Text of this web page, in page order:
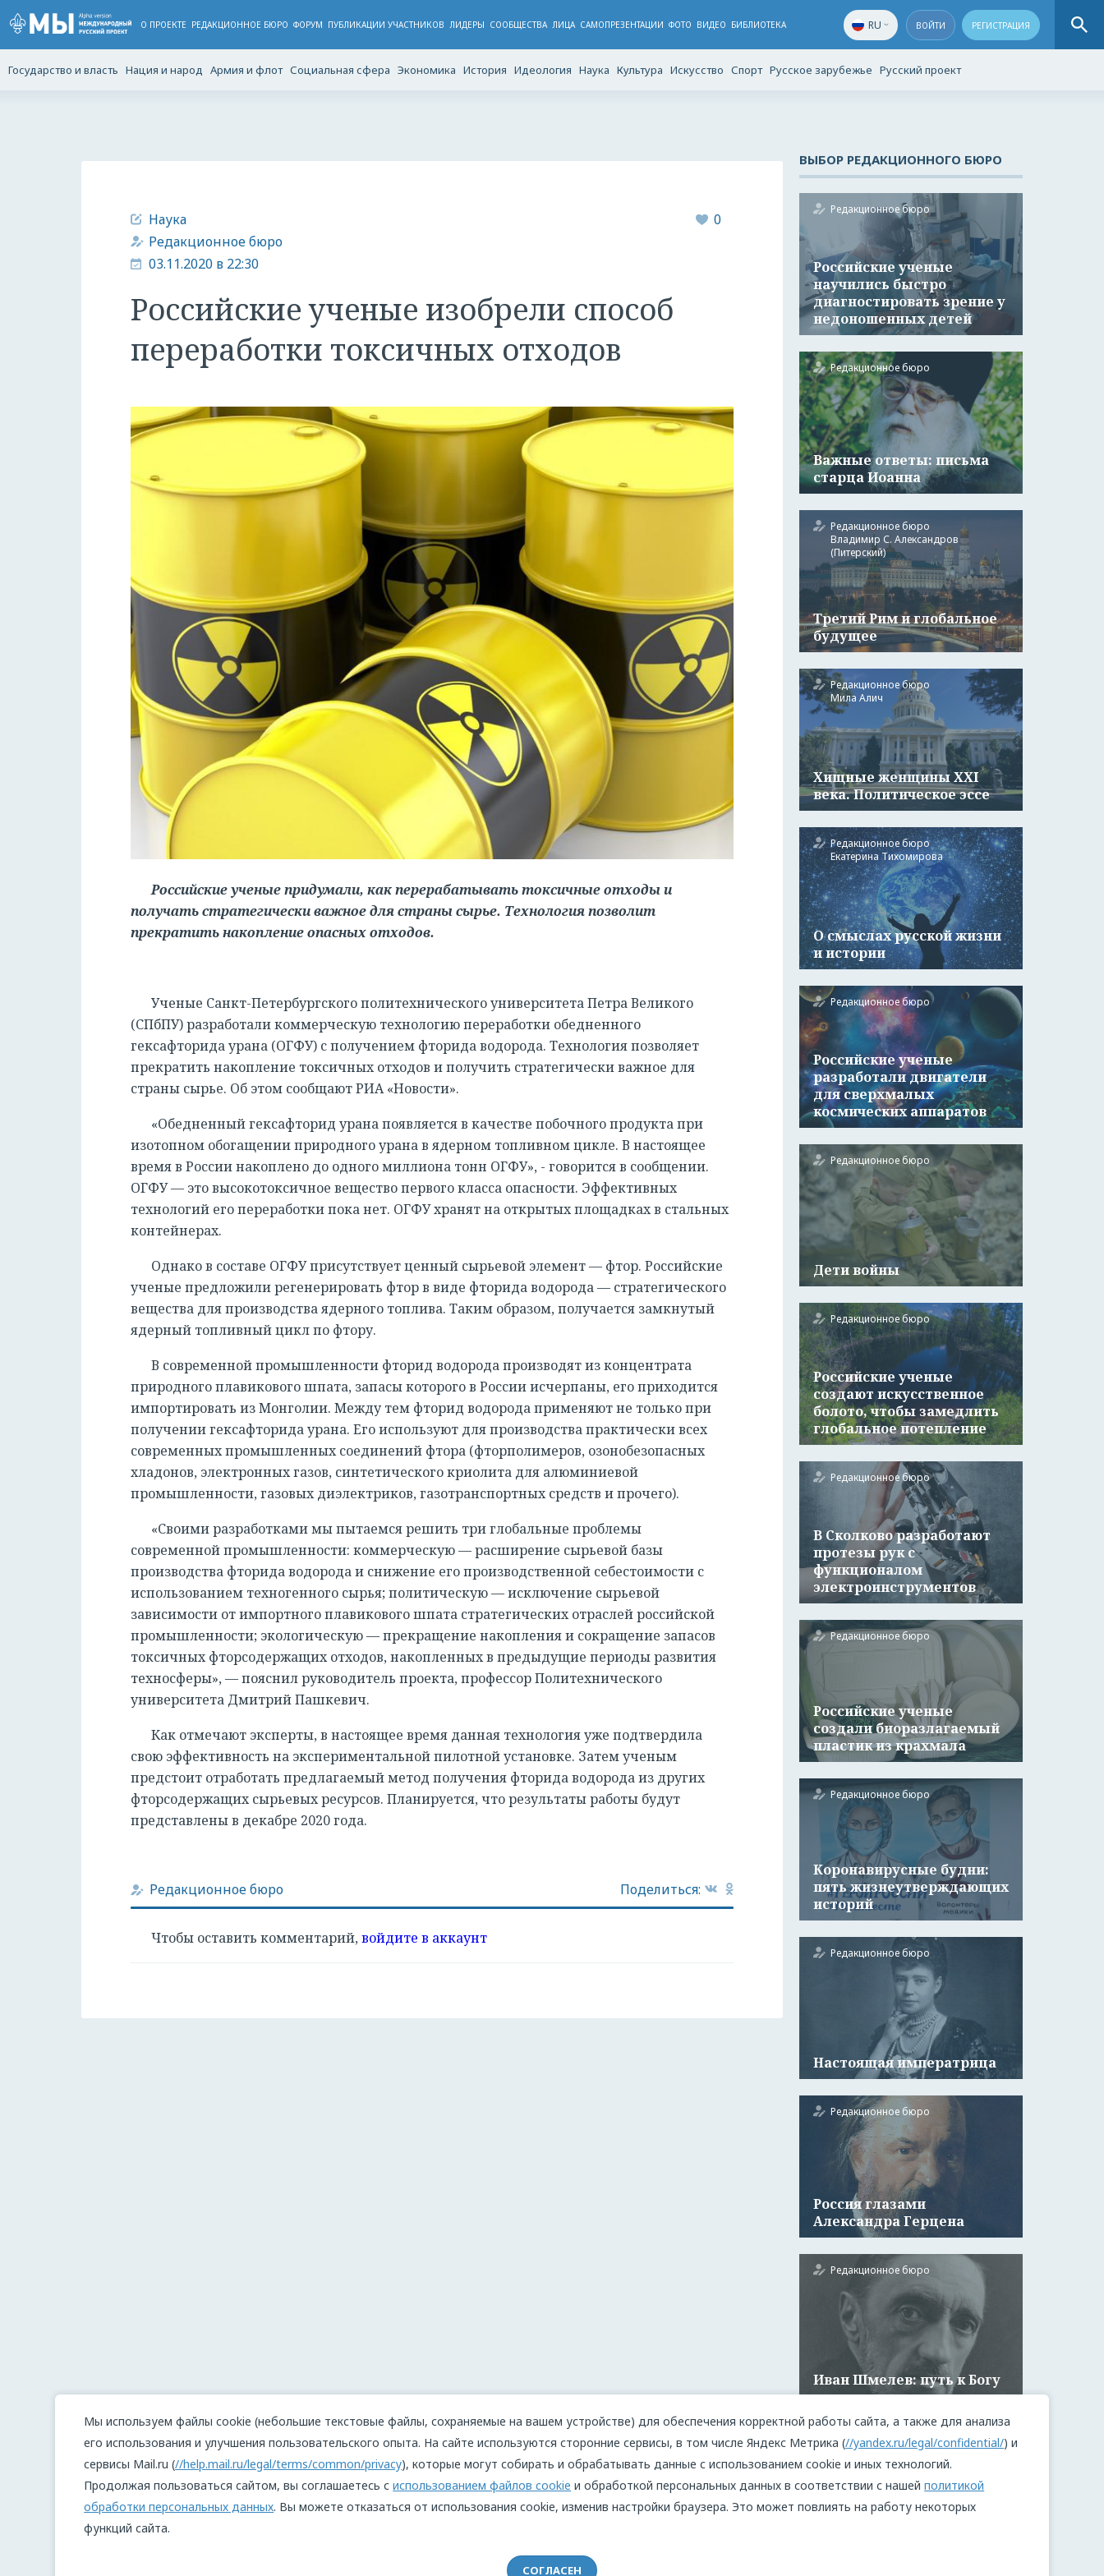
О ПРОЕКТЕ РЕДАКЦИОННОЕ БЮРО ФОРУМ ПУБЛИКАЦИИ УЧАСТНИКОВ ЛИДЕРЫ CООБЩЕСТВА ЛИЦА САМОПРЕЗЕНТАЦИИ ФОТО ВИДЕО БИБЛИОТЕКА RU ВОЙТИ РЕГИСТРАЦИЯ
Государство и власть Нация и народ Армия и флот Социальная сфера Экономика История Идеология Наука Культура Искусство Спорт Русское зарубежье Русский проект
Наука
Редакционное бюро
03.11.2020 в 22:30
0
Российские ученые изобрели способ
переработки токсичных отходов
Российские ученые придумали, как перерабатывать токсичные отходы и
получать стратегически важное для страны сырье. Технология позволит
прекратить накопление опасных отходов.
Ученые Санкт-Петербургского политехнического университета Петра Великого
(СПбПУ) разработали коммерческую технологию переработки обедненного
гексафторида урана (ОГФУ) с получением фторида водорода. Технология позволяет
прекратить накопление токсичных отходов и получить стратегически важное для
страны сырье. Об этом сообщают РИА «Новости».
«Обедненный гексафторид урана появляется в качестве побочного продукта при
изотопном обогащении природного урана в ядерном топливном цикле. В настоящее
время в России накоплено до одного миллиона тонн ОГФУ», - говорится в сообщении.
ОГФУ — это высокотоксичное вещество первого класса опасности. Эффективных
технологий его переработки пока нет. ОГФУ хранят на открытых площадках в стальных
контейнерах.
Однако в составе ОГФУ присутствует ценный сырьевой элемент — фтор. Российские
ученые предложили регенерировать фтор в виде фторида водорода — стратегического
вещества для производства ядерного топлива. Таким образом, получается замкнутый
ядерный топливный цикл по фтору.
В современной промышленности фторид водорода производят из концентрата
природного плавикового шпата, запасы которого в России исчерпаны, его приходится
импортировать из Монголии. Между тем фторид водорода применяют не только при
получении гексафторида урана. Его используют для производства практически всех
современных промышленных соединений фтора (фторполимеров, озонобезопасных
хладонов, электронных газов, синтетического криолита для алюминиевой
промышленности, газовых диэлектриков, газотранспортных средств и прочего).
«Своими разработками мы пытаемся решить три глобальные проблемы
современной промышленности: коммерческую — расширение сырьевой базы
производства фторида водорода и снижение его производственной себестоимости с
использованием техногенного сырья; политическую — исключение сырьевой
зависимости от импортного плавикового шпата стратегических отраслей российской
промышленности; экологическую — прекращение накопления и сокращение запасов
токсичных фторсодержащих отходов, накопленных в предыдущие периоды развития
техносферы», — пояснил руководитель проекта, профессор Политехнического
университета Дмитрий Пашкевич.
Как отмечают эксперты, в настоящее время данная технология уже подтвердила
свою эффективность на экспериментальной пилотной установке. Затем ученым
предстоит отработать предлагаемый метод получения фторида водорода из других
фторсодержащих сырьевых ресурсов. Планируется, что результаты работы будут
представлены в декабре 2020 года.
Редакционное бюро Поделиться:
Чтобы оставить комментарий,войдите в аккаунт
ВЫБОР РЕДАКЦИОННОГО БЮРО
Редакционное бюро
Российские ученые
научились быстро
диагностировать зрение у
недоношенных детей
Редакционное бюро
Важные ответы: письма
старца Иоанна
Редакционное бюро
Владимир С. Александров
(Питерский)
Третий Рим и глобальное
будущее
Редакционное бюро
Мила Алич
Хищные женщины ХХI
века. Политическое эссе
Редакционное бюро
Екатерина Тихомирова
О смыслах русской жизни
и истории
Редакционное бюро
Российские ученые
разработали двигатели
для сверхмалых
космических аппаратов
Редакционное бюро
Дети войны
Редакционное бюро
Российские ученые
создают искусственное
болото, чтобы замедлить
глобальное потепление
Редакционное бюро
В Сколково разработают
протезы рук с
функционалом
электроинструментов
Редакционное бюро
Российские ученые
создали биоразлагаемый
пластик из крахмала
Редакционное бюро
Коронавирусные будни:
пять жизнеутверждающих
историй
Редакционное бюро
Настоящая императрица
Редакционное бюро
Россия глазами
Александра Герцена
Редакционное бюро
Иван Шмелев: путь к Богу
Мы используем файлы cookie (небольшие текстовые файлы, сохраняемые на вашем устройстве) для обеспечения корректной работы сайта, а также для анализа
его использования и улучшения пользовательского опыта. На сайте используются сторонние сервисы, в том числе Яндекс Метрика (//yandex.ru/legal/confidential/) и
сервисы Mail.ru (//help.mail.ru/legal/terms/common/privacy), которые могут собирать и обрабатывать данные с использованием cookie и иных технологий.
Продолжая пользоваться сайтом, вы соглашаетесь сиспользованием файлов cookie и обработкой персональных данных в соответствии с нашейполитикой
обработки персональных данных. Вы можете отказаться от использования cookie, изменив настройки браузера. Это может повлиять на работу некоторых
функций сайта.
СОГЛАСЕН
РЕГИСТРАЦИЯ